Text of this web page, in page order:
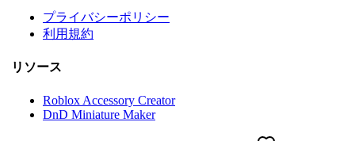
プライバシーポリシー
利用規約
リソース
Roblox Accessory Creator
DnD Miniature Maker